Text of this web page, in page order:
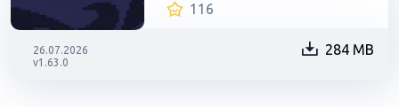
116
26.07.2026
v1.63.0
284 MB